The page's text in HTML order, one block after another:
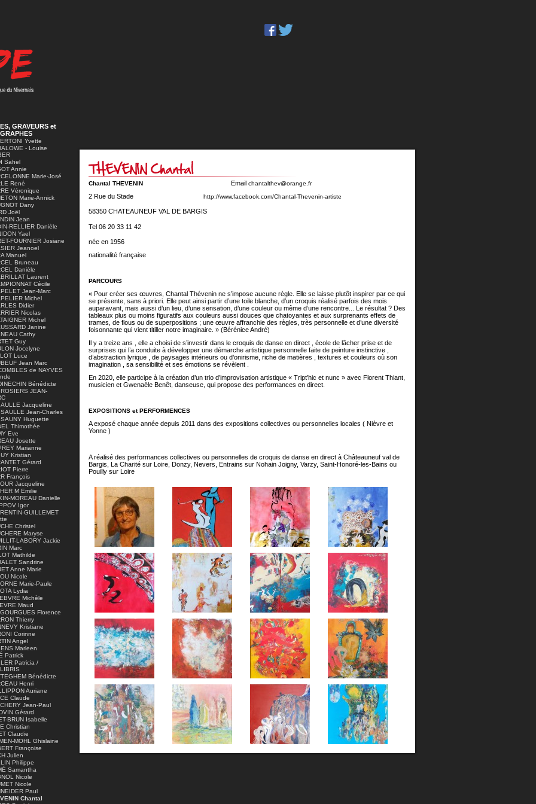
Chantal THEVENIN Email chantalthev@orange.fr
2 Rue du Stade http://www.facebook.com/Chantal-Thevenin-artiste
58350 CHATEAUNEUF VAL DE BARGIS
Tel 06 20 33 11 42
née en 1956
nationalité française
PARCOURS
« Pour créer ses œuvres, Chantal Thévenin ne s’impose aucune règle. Elle se laisse plutôt inspirer par ce qui
se présente, sans à priori. Elle peut ainsi partir d’une toile blanche, d’un croquis réalisé parfois des mois
auparavant, mais aussi d’un lieu, d’une sensation, d’une couleur ou même d’une rencontre... Le résultat ? Des
tableaux plus ou moins figuratifs aux couleurs aussi douces que chatoyantes et aux surprenants effets de
trames, de flous ou de superpositions ; une œuvre affranchie des règles, très personnelle et d’une diversité
foisonnante qui vient titiller notre imaginaire. » (Bérénice André)
Il y a treize ans , elle a choisi de s’investir dans le croquis de danse en direct , école de lâcher prise et de
surprises qui l’a conduite à développer une démarche artistique personnelle faite de peinture instinctive ,
d’abstraction lyrique , de paysages intérieurs ou d’onirisme, riche de matières , textures et couleurs où son
imagination , sa sensibilité et ses émotions se révèlent .
En 2020, elle participe à la création d’un trio d’improvisation artistique « Tript’hic et nunc » avec Florent Thiant,
musicien et Gwenaële Benêt, danseuse, qui propose des performances en direct.
EXPOSITIONS et PERFORMENCES
A exposé chaque année depuis 2011 dans des expositions collectives ou personnelles locales ( Nièvre et
Yonne )
A réalisé des performances collectives ou personnelles de croquis de danse en direct à Châteauneuf val de
Bargis, La Charité sur Loire, Donzy, Nevers, Entrains sur Nohain Joigny, Varzy, Saint-Honoré-les-Bains ou
Pouilly sur Loire
GRAVEURS et
Yvette
- Louise
Sahel
Annie
Marie-José
René
Véronique
Marie-Annick
Dany
Joël
Jean
RELLIER Danièle
Yael
FOURNIER Josiane
Jeanoel
Manuel
Bruneau
Danièle
Laurent
Cécile
Jean-Marc
Michel
Didier
Nicolas
Michel
Janine
Cathy
Guy
Jocelyne
Luce
Jean Marc
de NAYVES
Bénédicte
JEAN-
Jacqueline
Jean-Charles
Huguette
Thimothée
Eve
Josette
Marianne
Kristian
Gérard
Pierre
François
Jacqueline
M Emilie
MOREAU Danielle
Igor
GUILLEMET
Christel
Maryse
LABORY Jackie
Marc
Mathilde
Sandrine
Anne Marie
Nicole
Marie-Paule
Lydia
Michèle
Maud
Florence
Thierry
Kristiane
Corinne
Angel
Marleen
Patrick
Patricia /
Bénédicte
Henri
Auriane
Claude
Jean-Paul
Gérard
BRUN Isabelle
Christian
Claudie
MOHL Ghislaine
Françoise
Julien
Philippe
Samantha
Nicole
Nicole
Paul
Chantal